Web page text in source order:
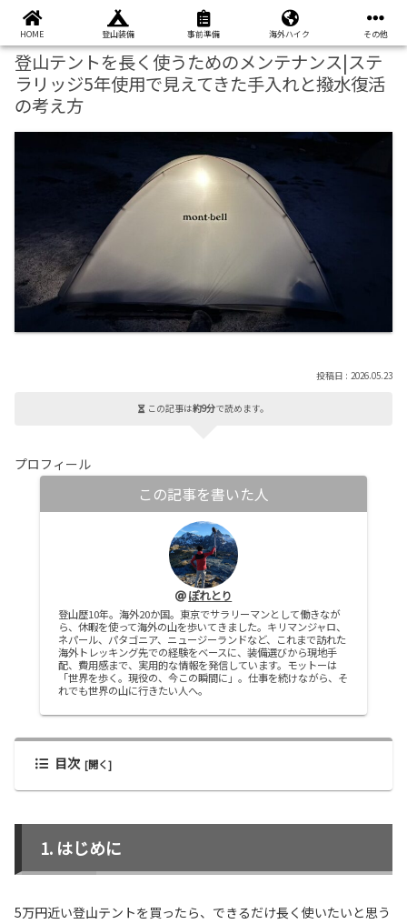
本ページはプロモーションが含まれています
登山テントを長く使うためのメンテナンス|ステ
ラリッジ5年使用で見えてきた手入れと撥水復活
の考え方
2026.05.23
この記事は約9分で読めます。
プロフィール
この記事を書いた人
ぽれとり
登山歴10年。海外20か国。東京でサラリーマンとして働きなが
ら、休暇を使って海外の山を歩いてきました。キリマンジャロ、
ネパール、パタゴニア、ニュージーランドなど、これまで訪れた
海外トレッキング先での経験をベースに、装備選びから現地手
配、費用感まで、実用的な情報を発信しています。モットーは
「世界を歩く。現役の、今この瞬間に」。仕事を続けながら、そ
れでも世界の山に行きたい人へ。
目次
はじめに
5万円近い登山テントを買ったら、できるだけ長く使いたいと思う
HOME 登山装備 事前準備 海外ハイク その他